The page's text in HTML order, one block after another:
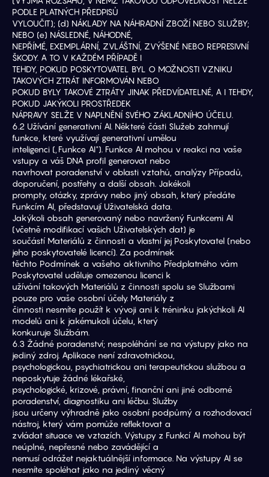
PODLE PLATNÝCH PŘEDPISŮ
VYLOUČIT); (d) NÁKLADY NA NÁHRADNÍ ZBOŽÍ NEBO SLUŽBY;
NEBO (e) NÁSLEDNÉ, NÁHODNÉ,
NEPŘÍMÉ, EXEMPLÁRNÍ, ZVLÁŠTNÍ, ZVÝŠENÉ NEBO REPRESIVNÍ
ŠKODY. A TO V KAŽDÉM PŘÍPADĚ I
TEHDY, POKUD POSKYTOVATEL BYL O MOŽNOSTI VZNIKU
TAKOVÝCH ZTRÁT INFORMOVÁN NEBO
POKUD BYLY TAKOVÉ ZTRÁTY JINAK PŘEDVÍDATELNÉ, A I TEHDY,
POKUD JAKÝKOLI PROSTŘEDEK
NÁPRAVY SELŽE V NAPLNĚNÍ SVÉHO ZÁKLADNÍHO ÚČELU.
6.2 Užívání generativní AI. Některé části Služeb zahrnují
funkce, které využívají generativní umělou
inteligenci („Funkce AI"). Funkce AI mohou v reakci na vaše
vstupy a váš DNA profil generovat nebo
navrhovat poradenství v oblasti vztahů, analýzy Případů,
doporučení, postřehy a další obsah. Jakékoli
prompty, otázky, zprávy nebo jiný obsah, který předáte
Funkcím AI, představují Uživatelská data.
Jakýkoli obsah generovaný nebo navržený Funkcemi AI
(včetně modifikací vašich Uživatelských dat) je
součástí Materiálů z činnosti a vlastní jej Poskytovatel (nebo
jeho poskytovatelé licencí). Za podmínek
těchto Podmínek a vašeho aktivního Předplatného vám
Poskytovatel uděluje omezenou licenci k
užívání takových Materiálů z činnosti spolu se Službami
pouze pro vaše osobní účely. Materiály z
činnosti nesmíte použít k vývoji ani k tréninku jakýchkoli AI
modelů ani k jakémukoli účelu, který
konkuruje Službám.
6.3 Žádné poradenství; nespoléhání se na výstupy jako na
jediný zdroj. Aplikace není zdravotnickou,
psychologickou, psychiatrickou ani terapeutickou službou a
neposkytuje žádné lékařské,
psychologické, krizové, právní, finanční ani jiné odborné
poradenství, diagnostiku ani léčbu. Služby
jsou určeny výhradně jako osobní podpůrný a rozhodovací
nástroj, který vám pomůže reflektovat a
zvládat situace ve vztazích. Výstupy z Funkcí AI mohou být
neúplné, nepřesné nebo zavádějící a
nemusí odrážet nejaktuálnější informace. Na výstupy AI se
nesmíte spoléhat jako na jediný věcný